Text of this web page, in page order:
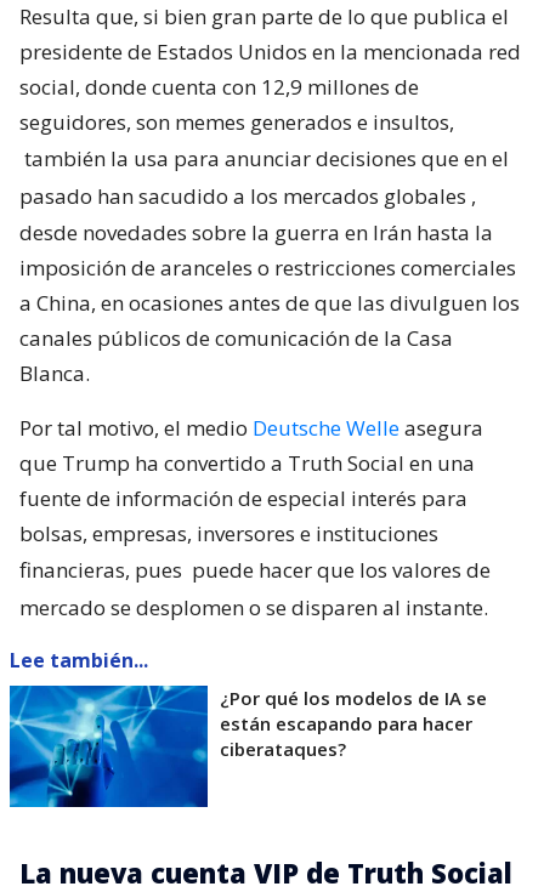
Resulta que, si bien gran parte de lo que publica el
presidente de Estados Unidos en la mencionada red
social, donde cuenta con 12,9 millones de
seguidores, son memes generados e insultos,
también la usa para anunciar decisiones que en el
pasado han sacudido a los mercados globales ,
desde novedades sobre la guerra en Irán hasta la
imposición de aranceles o restricciones comerciales
a China, en ocasiones antes de que las divulguen los
canales públicos de comunicación de la Casa
Blanca.
Por tal motivo, el medio Deutsche Welleasegura
que Trump ha convertido a Truth Social en una
fuente de información de especial interés para
bolsas, empresas, inversores e instituciones
financieras, pues puede hacer que los valores de
mercado se desplomen o se disparen al instante.
Lee también...
¿Por qué los modelos de IA se
están escapando para hacer
ciberataques?
La nueva cuenta VIP de Truth Social